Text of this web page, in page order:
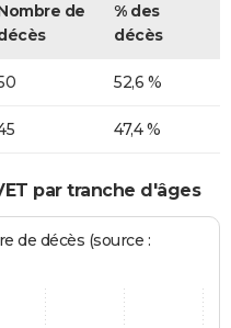
de
% des
décès
52,6 %
47,4 %
par tranche d'âges
de décès (source :